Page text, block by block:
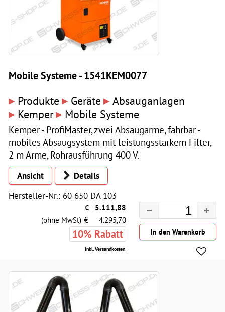
Mobile Systeme - 1541KEM0077
▸ Produkte ▸ Geräte ▸ Absauganlagen
▸ Kemper▸ Mobile Systeme
Kemper - ProfiMaster, zwei Absaugarme, fahrbar -
mobiles Absaugsystem mit leistungsstarkem Filter,
2 m Arme, Rohrausführung 400 V.
Ansicht
Details
Hersteller-Nr.: 60 650 DA 103
€
5.111,88
(ohne MwSt) € 4.295,70
10% Rabatt
inkl. Versandkosten